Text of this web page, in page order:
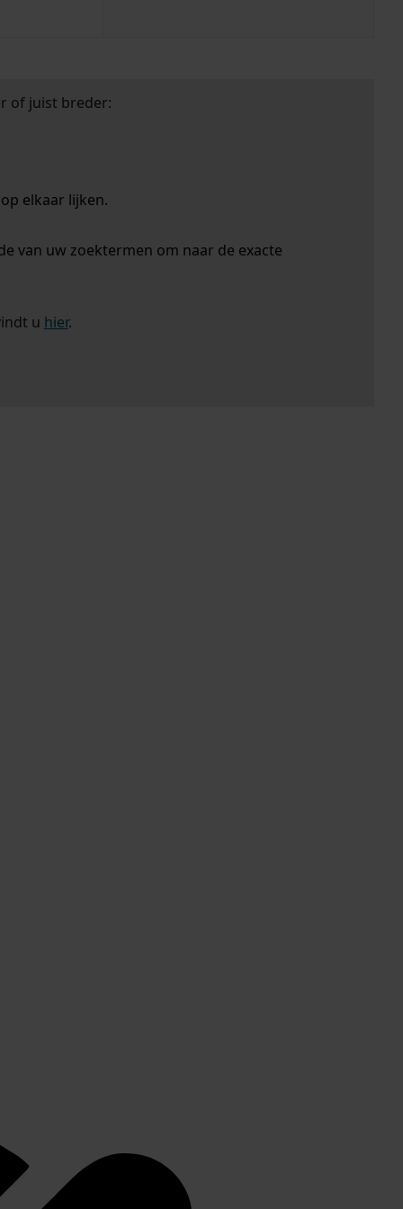
of juist breder:
elkaar lijken.
van uw zoektermen om naar de exacte
u hier.